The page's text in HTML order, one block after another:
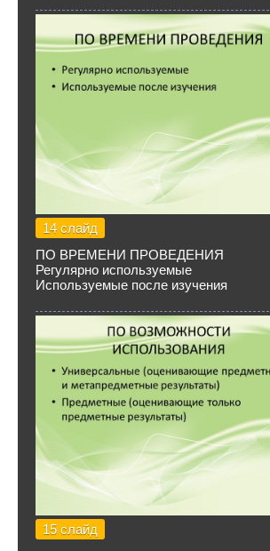
14 слайд
ПО ВРЕМЕНИ ПРОВЕДЕНИЯ
Регулярно используемые
Используемые после изучения
15 слайд